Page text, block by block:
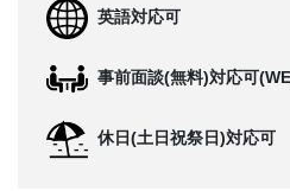
英語対応可
事前面談(無料)対応可
休日(土日祝祭日)対応可